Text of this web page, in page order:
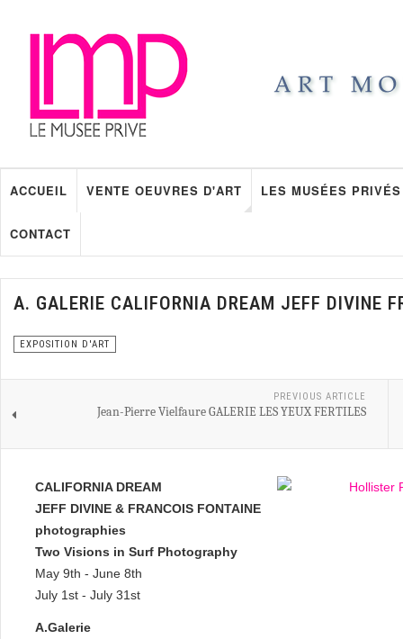
ACCUEIL VENTE OEUVRES D'ART LES MUSÉES PRIVÉS
CONTACT
A. GALERIE CALIFORNIA DREAM JEFF DIVINE
EXPOSITION D'ART
PREVIOUS ARTICLE
Jean-Pierre Vielfaure GALERIE LES YEUX FERTILES
CALIFORNIA DREAM
JEFF DIVINE & FRANCOIS FONTAINE
photographies
Two Visions in Surf Photography
May 9th - June 8th
July 1st - July 31st
A.Galerie